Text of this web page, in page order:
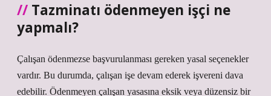
Tazminatı ödenmeyen işçi ne
yapmalı?
Çalışan ödenmezse başvurulanması gereken yasal seçenekler
vardır. Bu durumda, çalışan işe devam ederek işvereni dava
edebilir. Ödenmeyen çalışan yasasına eksik veya düzensiz bir